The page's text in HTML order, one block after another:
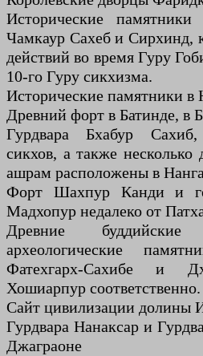
Исторические
Чамкаур Сахеб и Сирхинд,
действий во время Гуру
10-го Гуру сикхизма.
Исторические памятники в
Древний форт в Батинде, в
Гурдвара Бхабур
сикхов, а также несколько
ашрам расположены в
Форт Шахпур Канди и
Мадхопур недалеко от
Древние
археологические
Фатехгарх-Сахибе и
Хошиарпур соответственно.
Сайт цивилизации долины
Гурдвара Нанаксар и
Джаграоне